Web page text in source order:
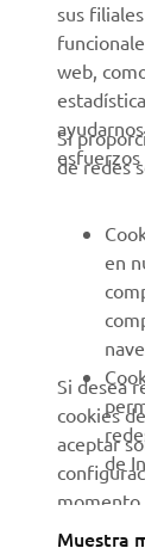
Catálogos
Política
humanos
Política
Canal de
Informe
País
sus
web,
Si
de redes
en
de
Si desea
cookies
aceptar
momento
utilizamos
Muestra